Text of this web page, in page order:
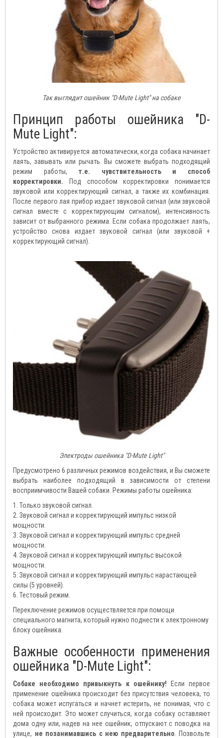
Так выглядит ошейник "D-Mute Light" на собаке
Принцип работы ошейника "D-
Mute Light":
Устройство активируется автоматически, когда собака начинает
лаять, завывать или рычать. Вы сможете выбрать подходящий
режим работы, т.е. чувствительность и способ
корректировки. Под способом корректировки понимается
звуковой или корректирующий сигнал, а также их комбинация.
После первого лая прибор издает звуковой сигнал (или звуковой
сигнал вместе с корректирующим сигналом), интенсивность
зависит от выбранного режима. Если собака продолжает лаять,
устройство снова издает звуковой сигнал (или звуковой +
корректирующий сигнал).
Электроды ошейника "D-Mute Light"
Предусмотрено 6 различных режимов воздействия, и Вы сможете
выбрать наиболее подходящий в зависимости от степени
восприимчивости Вашей собаки. Режимы работы ошейника:
1. Только звуковой сигнал.
2. Звуковой сигнал и корректирующий импульс низкой
мощности.
3. Звуковой сигнал и корректирующий импульс средней
мощности.
4. Звуковой сигнал и корректирующий импульс высокой
мощности.
5. Звуковой сигнал и корректирующий импульс нарастающей
силы (5 уровней).
6. Тестовый режим.
Переключение режимов осуществляется при помощи
специального магнита, который нужно поднести к электронному
блоку ошейника.
Важные особенности применения
ошейника "D-Mute Light":
Собаке необходимо привыкнуть к ошейнику! Если первое
применение ошейника происходит без присутствия человека, то
собака может испугаться и начнет истерить, не понимая, что с
ней происходит. Это может случиться, когда собаку оставляют
дома одну или, надев на нее ошейник, отпускают с поводка на
улице, не позанимавшись с нею предварительно . Позвольте